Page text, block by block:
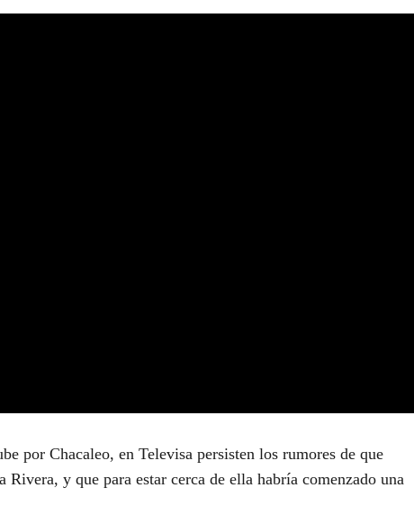
por Chacaleo, en Televisa persisten los rumores de que
Rivera, y que para estar cerca de ella habría comenzado una